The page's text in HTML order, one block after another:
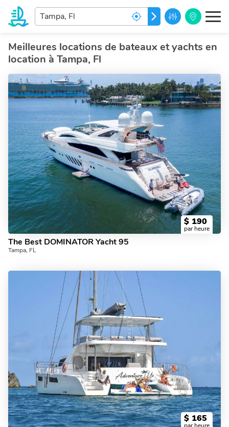
Entrez
votre
de
rēve...
ALLEZ
Meilleures locations de bateaux et yachts en
location à Tampa, Fl
$ 190
par heure
The Best DOMINATOR Yacht 95
Tampa, FL
$ 165